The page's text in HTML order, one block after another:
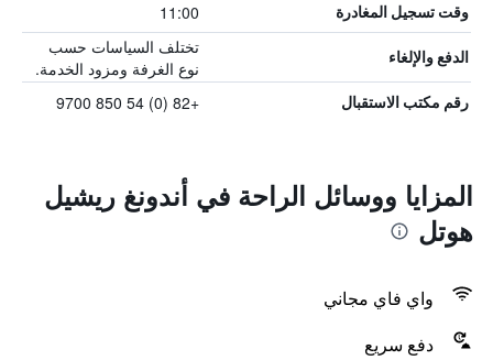
وقت تسجيل المغادرة 11:00
الدفع والإلغاء
تختلف السياسات حسب
نوع الغرفة ومزود الخدمة.
رقم مكتب الاستقبال +82 (0) 54 850 9700
المزايا ووسائل الراحة في أندونغ ريشيل
هوتل
واي فاي مجاني
دفع سريع